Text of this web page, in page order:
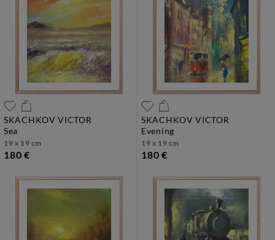
SKACHKOV VICTOR
sea
19 x 19 cm
180 €
SKACHKOV VICTOR
evening
19 x 19 cm
180 €